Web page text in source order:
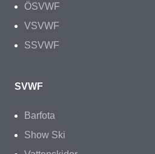
ÖSVWF
VSVWF
SSVWF
SVWF
Barfota
Show Ski